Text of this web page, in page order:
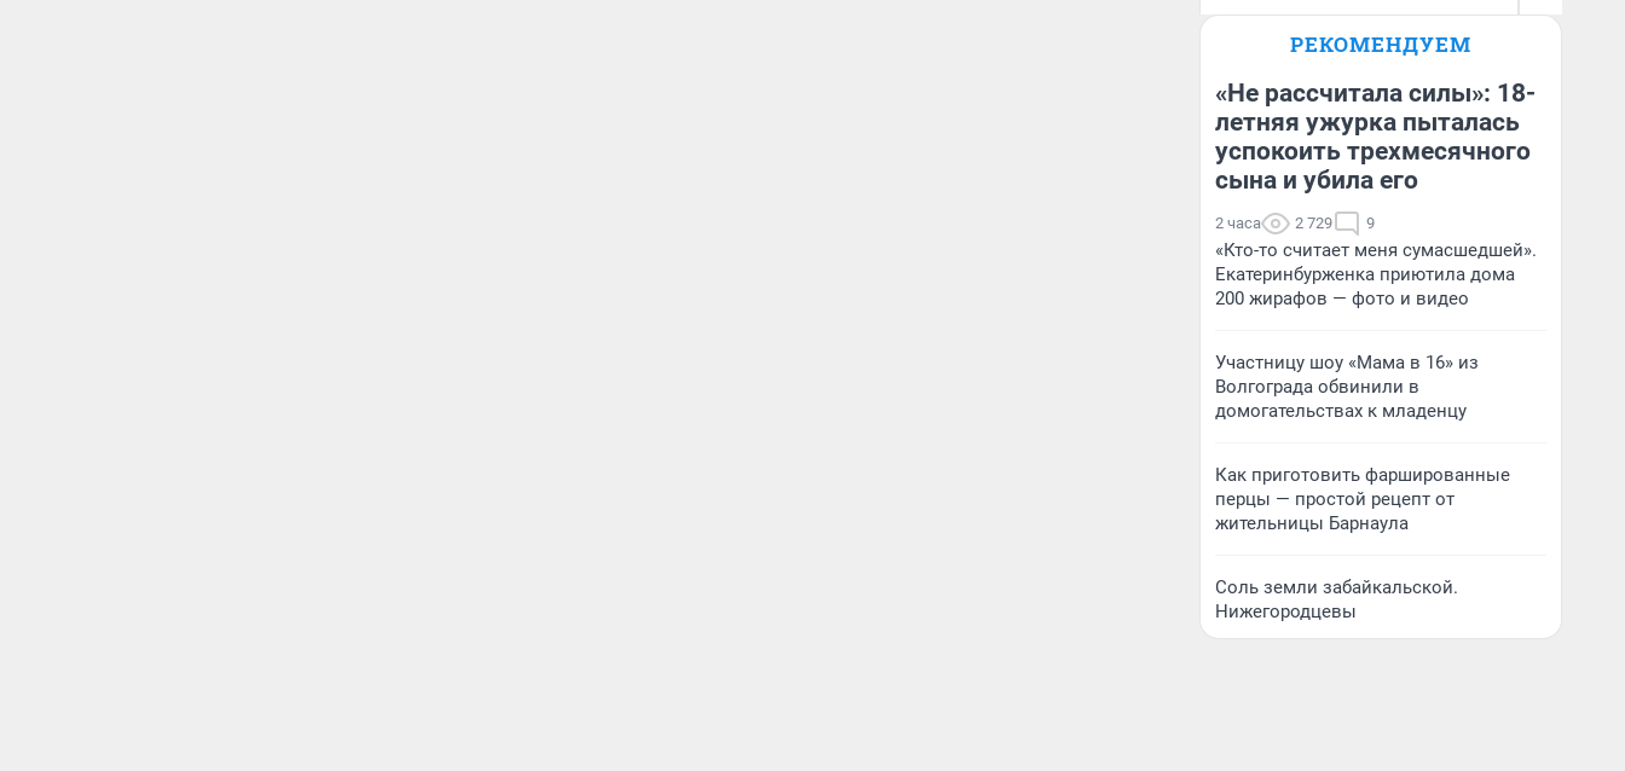
Анастасия Завгородняя
РЕКОМЕНДУЕМ
«Не рассчитала силы»: 18-
летняя ужурка пыталась
успокоить трехмесячного
сына и убила его
2 часа 2 729 9
«Кто-то считает меня сумасшедшей».
Екатеринбурженка приютила дома
200 жирафов — фото и видео
Участницу шоу «Мама в 16» из
Волгограда обвинили в
домогательствах к младенцу
Как приготовить фаршированные
перцы — простой рецепт от
жительницы Барнаула
Соль земли забайкальской.
Нижегородцевы